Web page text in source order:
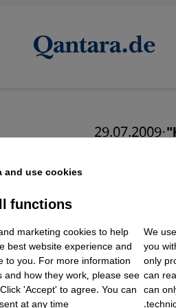
·
29.07.2009
use cookies.
We
you
only
can
can
functions
marketing cookies to help
best website experience and
to you. For more information
how they work, please see
'Accept' to agree. You can
Embed / Facebook Connect
Twitter Embed
Instagram Embed
Youtube Embed
Google Maps Embed